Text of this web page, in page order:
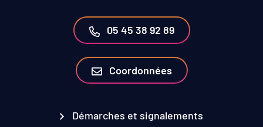
05 45 38 92 89
Coordonnées
Démarches et signalements